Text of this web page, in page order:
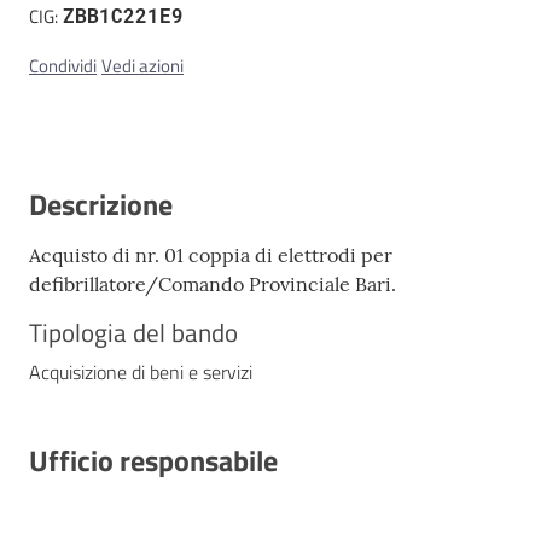
CIG:ZBB1C221E9
CondividiVedi azioni
Descrizione
Acquisto di nr. 01 coppia di elettrodi per
defibrillatore/Comando Provinciale Bari.
Tipologia del bando
Acquisizione di beni e servizi
Ufficio responsabile